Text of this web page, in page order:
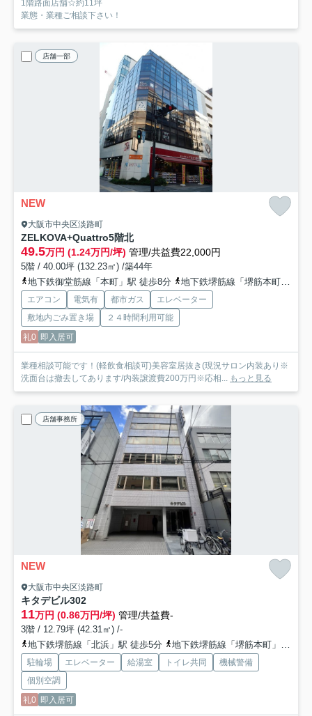
1階路面店舗☆約11坪
業態・業種ご相談下さい！
店舗一部
NEW
大阪市中央区淡路町
ZELKOVA+Quattro5階北
49.5万円 (1.24万円/坪) 管理/共益費22,000円
5階 / 40.00坪 (132.23㎡) /築44年
地下鉄御堂筋線「本町」駅 徒歩8分
地下鉄堺筋線「堺筋本町」駅 徒歩8分
エアコン 電気有 都市ガス
エレベーター
敷地内ごみ置き場
２４時間利用可能
礼0 即入居可
業種相談可能です！(軽飲食相談可)美容室居抜き(現況サロン内装あり※
洗面台は撤去してあります/内装譲渡費200万円※応相... もっと見る
店舗事務所
NEW
大阪市中央区淡路町
キタデビル302
11万円 (0.86万円/坪) 管理/共益費-
3階 / 12.79坪 (42.31㎡) /-
地下鉄堺筋線「北浜」駅 徒歩5分
地下鉄堺筋線「堺筋本町」駅 徒歩7分
駐輪場 エレベーター 給湯室 トイレ共同
機械警備
個別空調
礼0 即入居可